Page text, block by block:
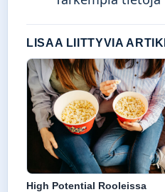
LISAA LIITTYVIA
High Potential Rooleissa